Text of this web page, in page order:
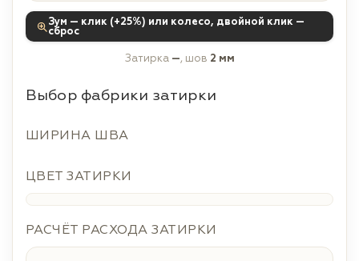
Зум — клик (+25%) или колесо, двойной клик —
сброс
Затирка —, шов 2 мм
Выбор фабрики затирки
ШИРИНА ШВА
ЦВЕТ ЗАТИРКИ
РАСЧЁТ РАСХОДА ЗАТИРКИ